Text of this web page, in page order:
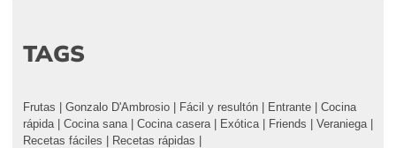
TAGS
Frutas | Gonzalo D'Ambrosio | Fácil y resultón | Entrante | Cocina
rápida | Cocina sana | Cocina casera | Exótica | Friends | Veraniega |
Recetas fáciles | Recetas rápidas |